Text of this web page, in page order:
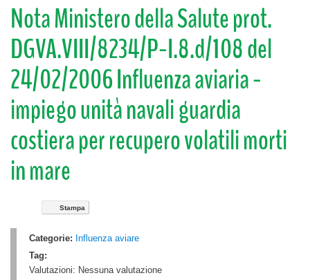
Nota Ministero della Salute prot.
DGVA.VIII/8234/P-I.8.d/108 del
24/02/2006 Influenza aviaria -
impiego unità navali guardia
costiera per recupero volatili morti
in mare
Stampa
Categorie: Influenza aviare
Tag:
Valutazioni: Nessuna valutazione